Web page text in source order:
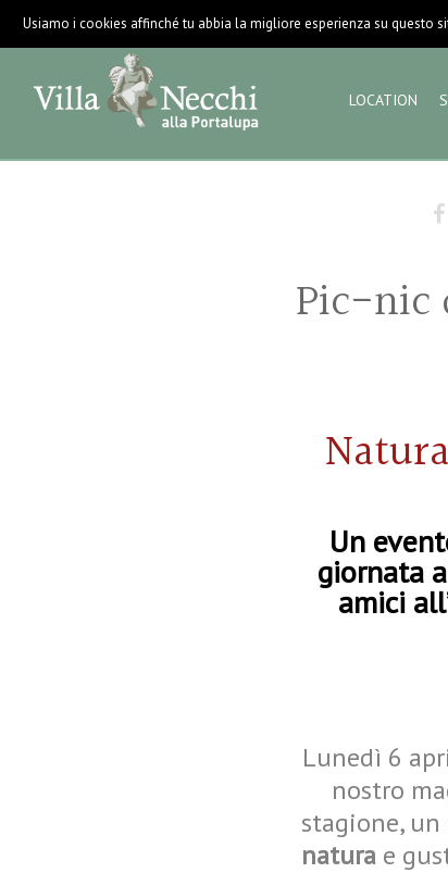
LOCATION
Pic-nic
Un
giornata
amici
Lunedì 6
nostro
stagione,
natura e
Usiamo i cookies affinché tu abbia la migliore esperienza su